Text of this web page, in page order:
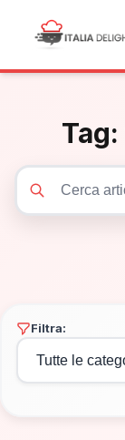
Tag:
Filtra: